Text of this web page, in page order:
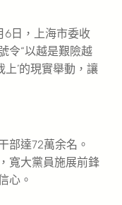
日，上海市委收
令“以越是艱險越
上’的現實舉動，讓
達72萬余名。
寬大黨員施展前鋒
心。